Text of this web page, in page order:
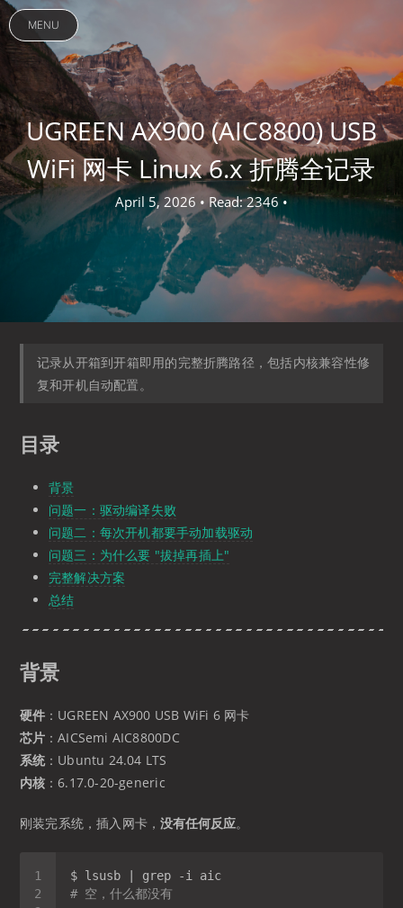
MENU
UGREEN AX900 (AIC8800) USB
WiFi 网卡 Linux 6.x 折腾全记录
April 5, 2026 • Read: 2346 •
记录从开箱到开箱即用的完整折腾路径，包括内核兼容性修
复和开机自动配置。
目录
背景
问题一：驱动编译失败
问题二：每次开机都要手动加载驱动
问题三：为什么要 "拔掉再插上"
完整解决方案
总结
背景
硬件 ：UGREEN AX900 USB WiFi 6 网卡
芯片 ：AICSemi AIC8800DC
系统：Ubuntu 24.04 LTS
内核 ：6.17.0-20-generic
刚装完系统，插入网卡，没有任何反应。
# 空，什么都没有